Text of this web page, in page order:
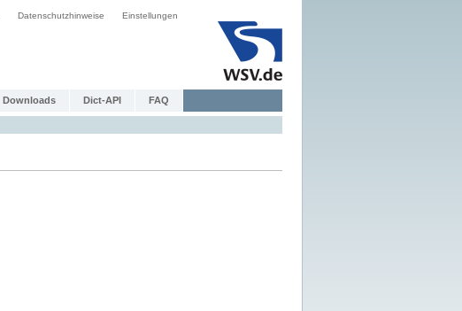
Datenschutzhinweise Einstellungen
Downloads Dict-API FAQ